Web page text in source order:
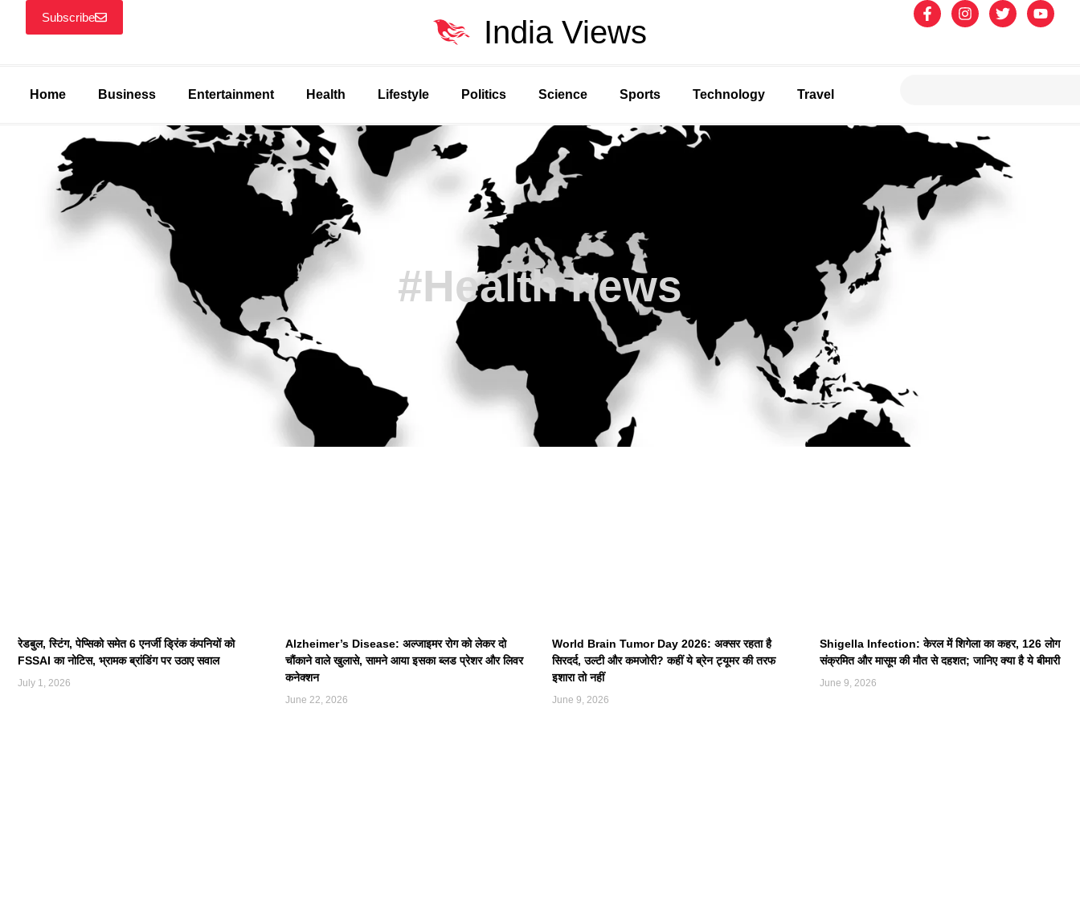
Subscribe India Views
Home Business Entertainment Health Lifestyle Politics Science Sports Technology Travel
#Health news
रेडबुल, स्टिंग, पेप्सिको समेत 6 एनर्जी ड्रिंक कंपनियों को
FSSAI का नोटिस, भ्रामक ब्रांडिंग पर उठाए सवाल
July 1, 2026
Alzheimer’s Disease: अल्जाइमर रोग को लेकर दो
चौंकाने वाले खुलासे, सामने आया इसका ब्लड प्रेशर और लिवर
कनेक्शन
June 22, 2026
World Brain Tumor Day 2026: अक्सर रहता है
सिरदर्द, उल्टी और कमजोरी? कहीं ये ब्रेन ट्यूमर की तरफ
इशारा तो नहीं
June 9, 2026
Shigella Infection: केरल में शिगेला का कहर, 126 लोग
संक्रमित और मासूम की मौत से दहशत; जानिए क्या है ये बीमारी
June 9, 2026